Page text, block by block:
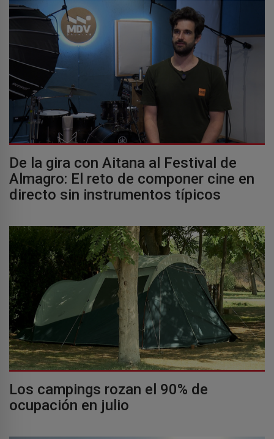
De la gira con Aitana al Festival de
Almagro: El reto de componer cine en
directo sin instrumentos típicos
Los campings rozan el 90% de
ocupación en julio